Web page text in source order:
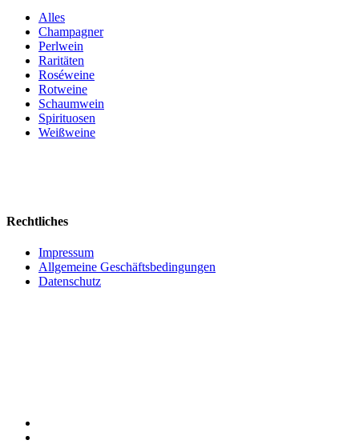
Alles
Champagner
Perlwein
Raritäten
Roséweine
Rotweine
Schaumwein
Spirituosen
Weißweine
Rechtliches
Impressum
Allgemeine Geschäftsbedingungen
Datenschutz